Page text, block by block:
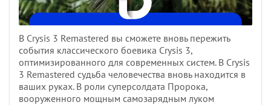
В Crysis 3 Remastered вы сможете вновь пережить
события классического боевика Crysis 3,
оптимизированного для современных систем. В Crysis
3 Remastered судьба человечества вновь находится в
ваших руках. В роли суперсолдата Пророка,
вооруженного мощным самозарядным луком